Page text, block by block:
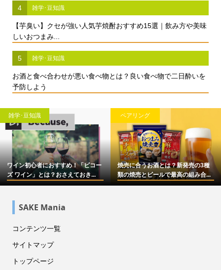
4 雑学･豆知識
【芋臭い】クセが強い人気芋焼酎おすすめ15選｜飲み方や美味
しいおつまみ...
5 雑学･豆知識
お酒と食べ合わせが悪い食べ物とは？良い食べ物で二日酔いを
予防しよう
雑学･豆知識
ワイン初心者におすすめ！「ビコー
ズ ワイン」とは？おさえておき...
ペアリング
焼売に合うお酒とは？新発売の3種
類の焼売とビールで最高の組み合...
SAKE Mania
コンテンツ一覧
サイトマップ
トップページ